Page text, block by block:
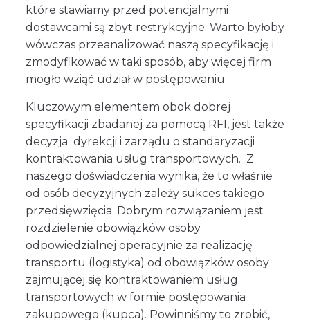
które stawiamy przed potencjalnymi
dostawcami są zbyt restrykcyjne. Warto byłoby
wówczas przeanalizować naszą specyfikację i
zmodyfikować w taki sposób, aby więcej firm
mogło wziąć udział w postępowaniu.
Kluczowym elementem obok dobrej
specyfikacji zbadanej za pomocą RFI, jest także
decyzja dyrekcji i zarządu o standaryzacji
kontraktowania usług transportowych. Z
naszego doświadczenia wynika, że to właśnie
od osób decyzyjnych zależy sukces takiego
przedsięwzięcia. Dobrym rozwiązaniem jest
rozdzielenie obowiązków osoby
odpowiedzialnej operacyjnie za realizację
transportu (logistyka) od obowiązków osoby
zajmującej się kontraktowaniem usług
transportowych w formie postępowania
zakupowego (kupca). Powinniśmy to zrobić,